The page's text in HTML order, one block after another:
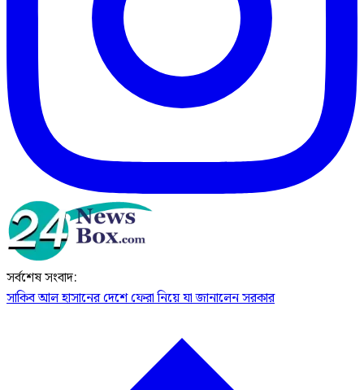
সর্বশেষ সংবাদ:
সাকিব আল হাসানের দেশে ফেরা নিয়ে যা জানালেন সরকার